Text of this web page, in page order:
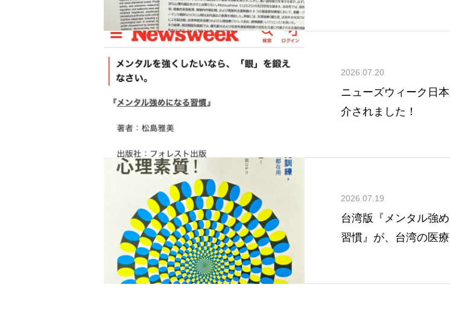
2026.07.20
ニューズウィーク日
介されました！
2026.07.19
台湾版『メンタル強
習慣』が、台湾の医